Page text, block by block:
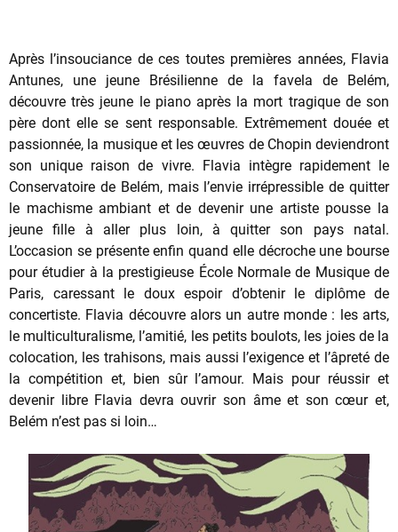
Après l’insouciance de ces toutes premières années, Flavia
Antunes, une jeune Brésilienne de la favela de Belém,
découvre très jeune le piano après la mort tragique de son
père dont elle se sent responsable. Extrêmement douée et
passionnée, la musique et les œuvres de Chopin deviendront
son unique raison de vivre. Flavia intègre rapidement le
Conservatoire de Belém, mais l’envie irrépressible de quitter
le machisme ambiant et de devenir une artiste pousse la
jeune fille à aller plus loin, à quitter son pays natal.
L’occasion se présente enfin quand elle décroche une bourse
pour étudier à la prestigieuse École Normale de Musique de
Paris, caressant le doux espoir d’obtenir le diplôme de
concertiste. Flavia découvre alors un autre monde : les arts,
le multiculturalisme, l’amitié, les petits boulots, les joies de la
colocation, les trahisons, mais aussi l’exigence et l’âpreté de
la compétition et, bien sûr l’amour. Mais pour réussir et
devenir libre Flavia devra ouvrir son âme et son cœur et,
Belém n’est pas si loin…